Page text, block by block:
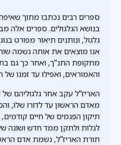
ספרים רבים נכתבו מתוך
בנושא הגלגולים. ספרים אלה
גלגול, ונותנים תיאור מפורט
אנו מוצאים את אותה נשמה
מתקופת התנ"ך, ואחר כך גם
והאמוראים, ואפילו עד זמנו של
האריז"ל עקב אחר גלגוליהם
מאדם הראשון עד לדורו שלו,
תיקון הפגמים של חיים קודמים,
לגלות ולתקן ממד חדש ושונה
תורת האריז"ל, נשמת אדם